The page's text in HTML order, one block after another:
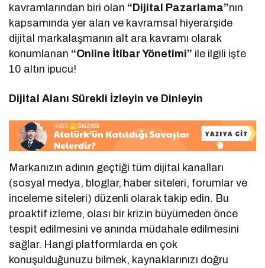
kavramlarından biri olan “Dijital Pazarlama”nın
kapsamında yer alan ve kavramsal hiyerarşide
dijital markalaşmanın alt ara kavramı olarak
konumlanan “Online İtibar Yönetimi” ile ilgili işte
10 altın ipucu!
Dijital Alanı Sürekli İzleyin ve Dinleyin
Markanızın adının geçtiği tüm dijital kanalları
(sosyal medya, bloglar, haber siteleri, forumlar ve
inceleme siteleri) düzenli olarak takip edin. Bu
proaktif izleme, olası bir krizin büyümeden önce
tespit edilmesini ve anında müdahale edilmesini
sağlar. Hangi platformlarda en çok
konuşulduğunuzu bilmek, kaynaklarınızı doğru